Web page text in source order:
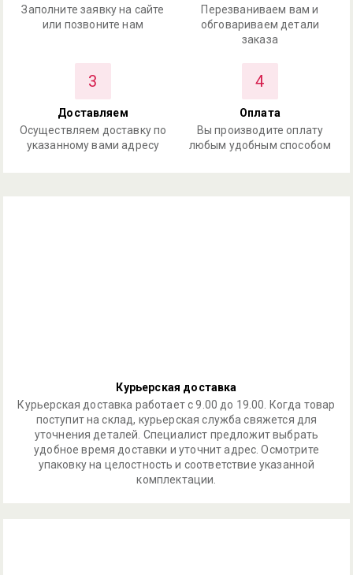
Заполните заявку на сайте
или позвоните нам
Перезваниваем вам и
обговариваем детали
заказа
3
Доставляем
Осуществляем доставку по
указанному вами адресу
4
Оплата
Вы производите оплату
любым удобным способом
Курьерская доставка
Курьерская доставка работает с 9.00 до 19.00. Когда товар
поступит на склад, курьерская служба свяжется для
уточнения деталей. Специалист предложит выбрать
удобное время доставки и уточнит адрес. Осмотрите
упаковку на целостность и соответствие указанной
комплектации.